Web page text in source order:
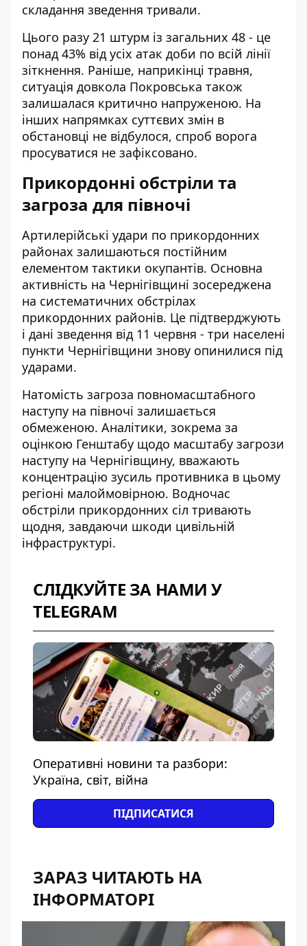
складання зведення тривали.
Цього разу 21 штурм із загальних 48 - це
понад 43% від усіх атак доби по всій лінії
зіткнення. Раніше, наприкінці травня,
ситуація довкола Покровська також
залишалася критично напруженою. На
інших напрямках суттєвих змін в
обстановці не відбулося, спроб ворога
просуватися не зафіксовано.
Прикордонні обстріли та
загроза для півночі
Артилерійські удари по прикордонних
районах залишаються постійним
елементом тактики окупантів. Основна
активність на Чернігівщині зосереджена
на систематичних обстрілах
прикордонних районів. Це підтверджують
і дані зведення від 11 червня - три населені
пункти Чернігівщини знову опинилися під
ударами.
Натомість загроза повномасштабного
наступу на півночі залишається
обмеженою. Аналітики, зокрема за
оцінкою Генштабу щодо масштабу загрози
наступу на Чернігівщину, вважають
концентрацію зусиль противника в цьому
регіоні малоймовірною. Водночас
обстріли прикордонних сіл тривають
щодня, завдаючи шкоди цивільній
інфраструктурі.
СЛІДКУЙТЕ ЗА НАМИ У
TELEGRAM
Оперативні новини та разбори:
Україна, світ, війна
ПІДПИСАТИСЯ
ЗАРАЗ ЧИТАЮТЬ НА
ІНФОРМАТОРІ